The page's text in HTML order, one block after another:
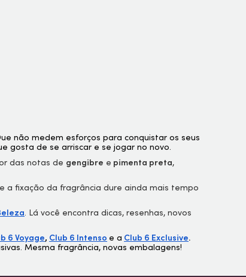
não medem esforços para conquistar os seus
gosta de se arriscar e se jogar no novo.
das notas de gengibre e pimenta preta,
a fixação da fragrância dure ainda mais tempo
. Lá você encontra dicas, resenhas, novos
6 Voyage, Club 6 Intenso e a Club 6 Exclusive.
Mesma fragrância, novas embalagens!